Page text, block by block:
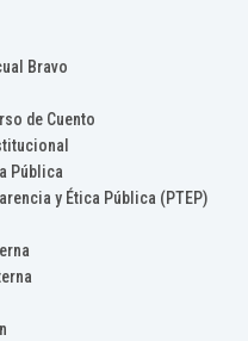
Bravo
de Cuento
Pública
y Ética Pública (PTEP)